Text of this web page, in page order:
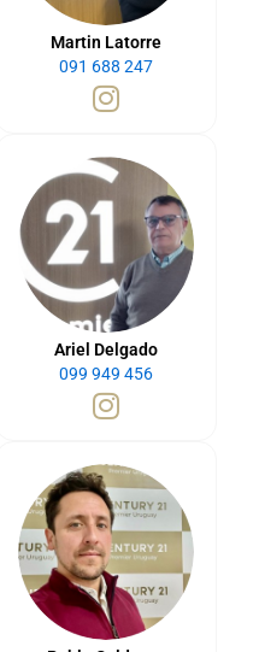
Martin Latorre
091 688 247
Ariel Delgado
099 949 456